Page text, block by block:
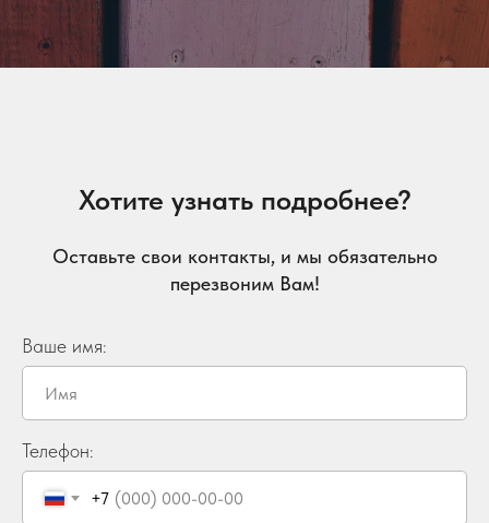
Хотите узнать подробнее?
Оставьте свои контакты, и мы обязательно
перезвоним Вам!
Ваше имя:
Телефон:
+7